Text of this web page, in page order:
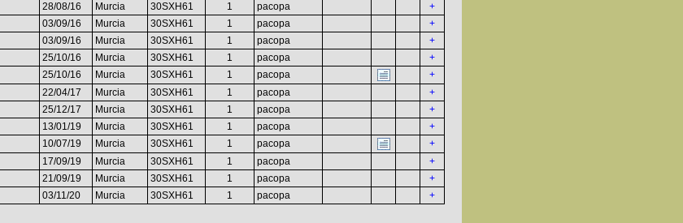
28/08/16 Murcia 30SXH61 1 pacopa
+
03/09/16 Murcia 30SXH61 1 pacopa
+
03/09/16 Murcia 30SXH61 1 pacopa
+
25/10/16 Murcia 30SXH61 1 pacopa
+
25/10/16 Murcia 30SXH61 1 pacopa
+
22/04/17 Murcia 30SXH61 1 pacopa
+
25/12/17 Murcia 30SXH61 1 pacopa
+
13/01/19 Murcia 30SXH61 1 pacopa
+
10/07/19 Murcia 30SXH61 1 pacopa
+
17/09/19 Murcia 30SXH61 1 pacopa
+
21/09/19 Murcia 30SXH61 1 pacopa
+
03/11/20 Murcia 30SXH61 1 pacopa +